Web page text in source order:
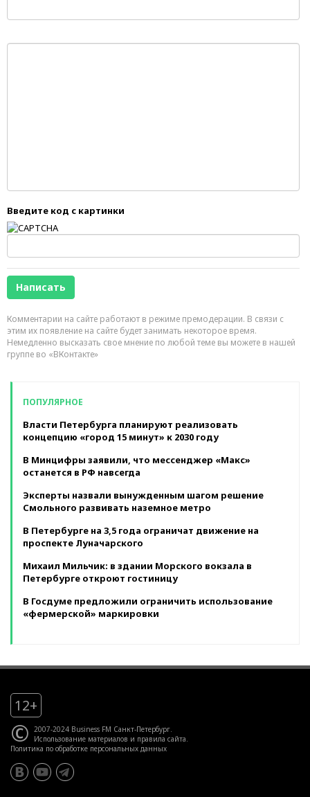
Введите код с картинки
Комментарии на сайте работают в режиме премодерации. В связи с
этим их появление на сайте будет занимать некоторое время.
Немедленно высказать свое мнение по любой теме вы можете в нашей
группе во «ВКонтакте»
ПОПУЛЯРНОЕ
Власти Петербурга планируют реализовать
концепцию «город 15 минут» к 2030 году
В Минцифры заявили, что мессенджер «Макс»
останется в РФ навсегда
Эксперты назвали вынужденным шагом решение
Смольного развивать наземное метро
В Петербурге на 3,5 года ограничат движение на
проспекте Луначарского
Михаил Мильчик: в здании Морского вокзала в
Петербурге откроют гостиницу
В Госдуме предложили ограничить использование
«фермерской» маркировки
12+
© 2007-2024 Business FM Санкт-Петербург.
Использование материалов и правила сайта.
Политика по обработке персональных данных